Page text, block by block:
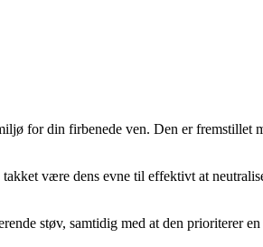
for din firbenede ven. Den er
være dens evne til effektivt at
støv, samtidig med at den prioriterer